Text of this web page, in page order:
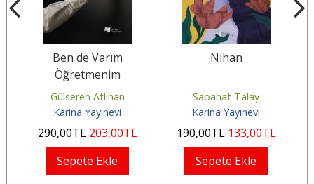
Ben de Varım
Öğretmenim
Gülseren Atlıhan
Karina Yayınevi
290,00TL 203,00TL
Sepete Ekle
Nihan
Sabahat Talay
Karina Yayınevi
190,00TL 133,00TL
Sepete Ekle